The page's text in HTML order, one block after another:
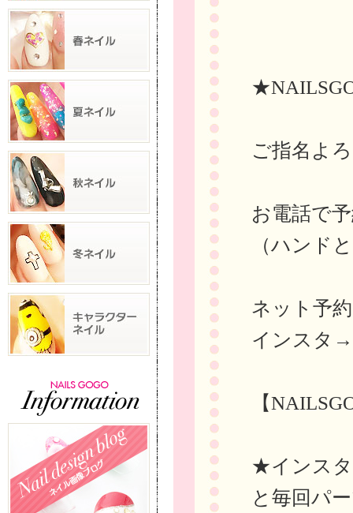
ご指名よ
お電話で
（ハンド
ネット予
インスタ
【
★インスタ
と毎回パ